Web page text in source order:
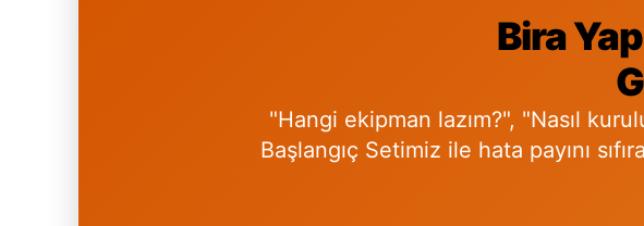
Bira
"Hangi ekipman lazım?", "Nasıl
Başlangıç Setimiz ile hata payını